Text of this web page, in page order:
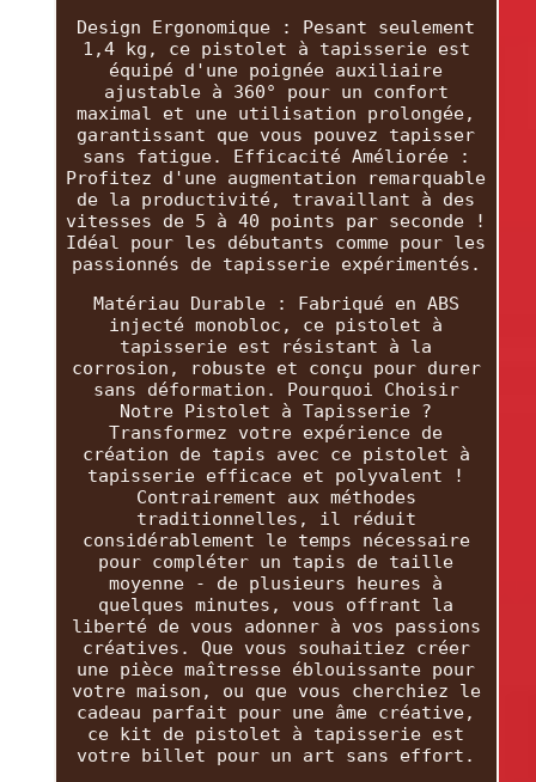
Design Ergonomique : Pesant seulement
1,4 kg, ce pistolet à tapisserie est
équipé d'une poignée auxiliaire
ajustable à 360° pour un confort
maximal et une utilisation prolongée,
garantissant que vous pouvez tapisser
sans fatigue. Efficacité Améliorée :
Profitez d'une augmentation remarquable
de la productivité, travaillant à des
vitesses de 5 à 40 points par seconde !
Idéal pour les débutants comme pour les
passionnés de tapisserie expérimentés.
Matériau Durable : Fabriqué en ABS
injecté monobloc, ce pistolet à
tapisserie est résistant à la
corrosion, robuste et conçu pour durer
sans déformation. Pourquoi Choisir
Notre Pistolet à Tapisserie ?
Transformez votre expérience de
création de tapis avec ce pistolet à
tapisserie efficace et polyvalent !
Contrairement aux méthodes
traditionnelles, il réduit
considérablement le temps nécessaire
pour compléter un tapis de taille
moyenne - de plusieurs heures à
quelques minutes, vous offrant la
liberté de vous adonner à vos passions
créatives. Que vous souhaitiez créer
une pièce maîtresse éblouissante pour
votre maison, ou que vous cherchiez le
cadeau parfait pour une âme créative,
ce kit de pistolet à tapisserie est
votre billet pour un art sans effort.